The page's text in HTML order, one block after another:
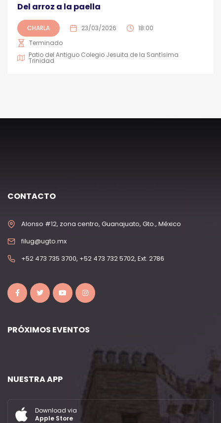
Del arroz a la paella
CHARLA 23/03/2026
18:00
Terminado
Patio del Antiguo Colegio Jesuita de la Santísima
Trinidad
CONTACTO
Alonso #12, zona centro, Guanajuato, Gto., México
filug@ugto.mx
+52 473 735 3700, +52 473 732 5702, Ext. 2786
PRÓXIMOS EVENTOS
NUESTRA APP
Download via
Apple Store